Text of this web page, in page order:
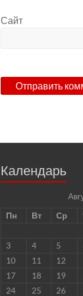
Сайт
Календарь
Пн
Вт Ср
3
4 5
10
11 12
17
18 19
24
25 26